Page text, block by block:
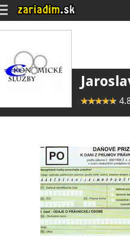
Toggle
navigation